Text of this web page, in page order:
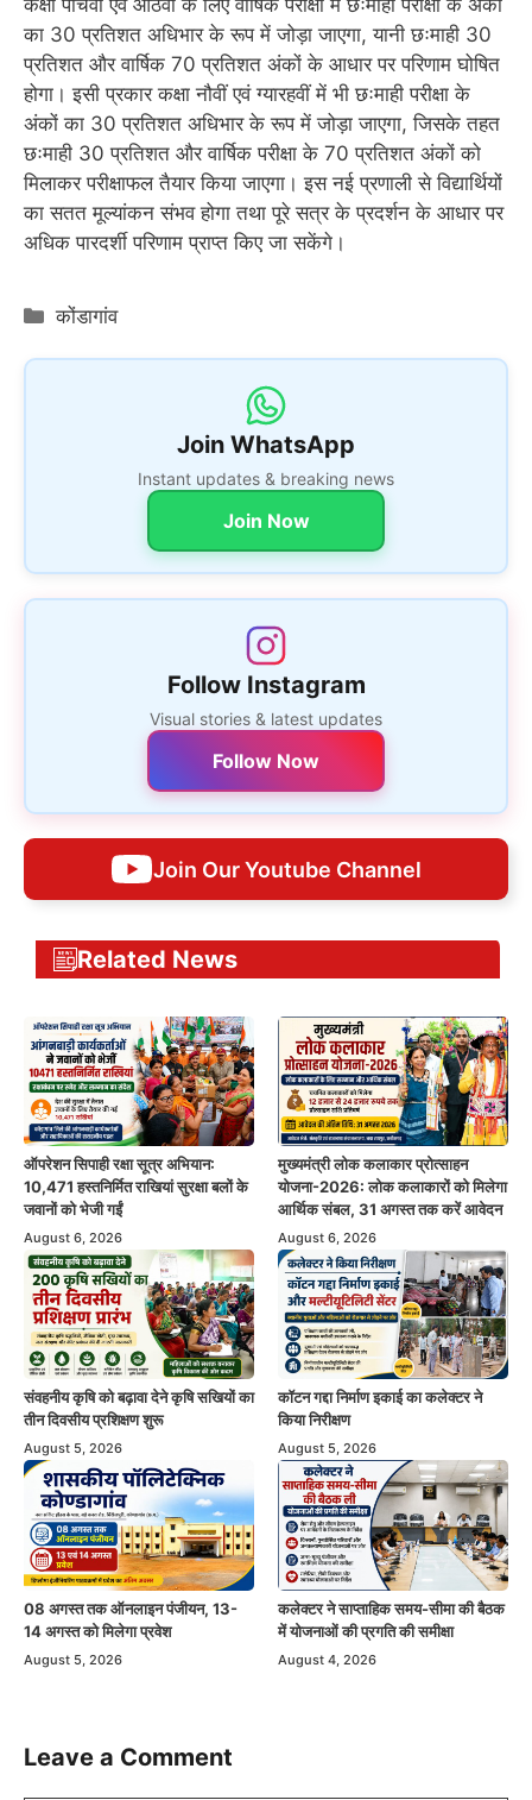
कक्षा पांचवीं एवं आठवीं के लिए वार्षिक परीक्षा में छःमाही परीक्षा के अंकों
का 30 प्रतिशत अधिभार के रूप में जोड़ा जाएगा, यानी छःमाही 30
प्रतिशत और वार्षिक 70 प्रतिशत अंकों के आधार पर परिणाम घोषित
होगा। इसी प्रकार कक्षा नौवीं एवं ग्यारहवीं में भी छःमाही परीक्षा के
अंकों का 30 प्रतिशत अधिभार के रूप में जोड़ा जाएगा, जिसके तहत
छःमाही 30 प्रतिशत और वार्षिक परीक्षा के 70 प्रतिशत अंकों को
मिलाकर परीक्षाफल तैयार किया जाएगा। इस नई प्रणाली से विद्यार्थियों
का सतत मूल्यांकन संभव होगा तथा पूरे सत्र के प्रदर्शन के आधार पर
अधिक पारदर्शी परिणाम प्राप्त किए जा सकेंगे।
Categories
कोंडागांव
Join WhatsApp
Instant updates & breaking news
Join Now
Follow Instagram
Visual stories & latest updates
Follow Now
Join Our Youtube Channel
Related News
ऑपरेशन सिपाही रक्षा सूत्र अभियान:
10,471 हस्तनिर्मित राखियां सुरक्षा बलों के
जवानों को भेजी गईं
August 6, 2026
मुख्यमंत्री लोक कलाकार प्रोत्साहन
योजना-2026: लोक कलाकारों को मिलेगा
आर्थिक संबल, 31 अगस्त तक करें आवेदन
August 6, 2026
संवहनीय कृषि को बढ़ावा देने कृषि सखियों का
तीन दिवसीय प्रशिक्षण शुरू
August 5, 2026
कॉटन गद्दा निर्माण इकाई का कलेक्टर ने
किया निरीक्षण
August 5, 2026
08 अगस्त तक ऑनलाइन पंजीयन, 13-
14 अगस्त को मिलेगा प्रवेश
August 5, 2026
कलेक्टर ने साप्ताहिक समय-सीमा की बैठक
में योजनाओं की प्रगति की समीक्षा
August 4, 2026
Leave a Comment